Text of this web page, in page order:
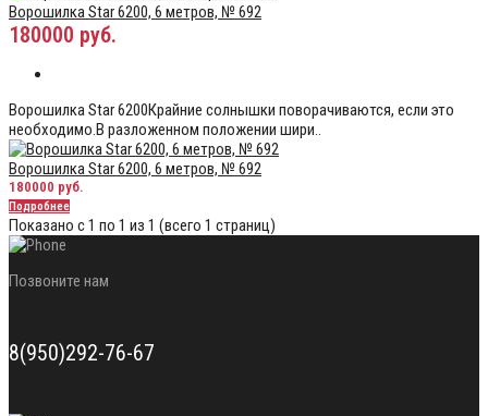
Ворошилка Star 6200, 6 метров, № 692
180000 руб.
Ворошилка Star 6200Крайние солнышки поворачиваются, если это
необходимо.В разложенном положении шири..
Ворошилка Star 6200, 6 метров, № 692
180000 руб.
Подробнее
Показано с 1 по 1 из 1 (всего 1 страниц)
Позвоните нам
8(950)292-76-67